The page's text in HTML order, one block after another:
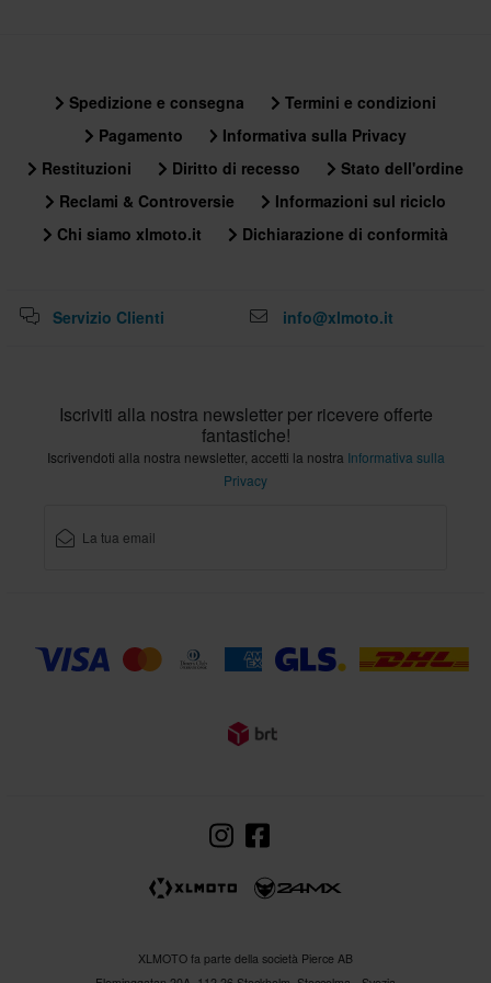
Spedizione e consegna
Termini e condizioni
Pagamento
Informativa sulla Privacy
Restituzioni
Diritto di recesso
Stato dell'ordine
Reclami & Controversie
Informazioni sul riciclo
Chi siamo xlmoto.it
Dichiarazione di conformità
Servizio Clienti info@xlmoto.it
Iscriviti alla nostra newsletter per ricevere offerte
fantastiche!
Iscrivendoti alla nostra newsletter, accetti la nostra Informativa sulla
Privacy
XLMOTO fa parte della società Pierce AB